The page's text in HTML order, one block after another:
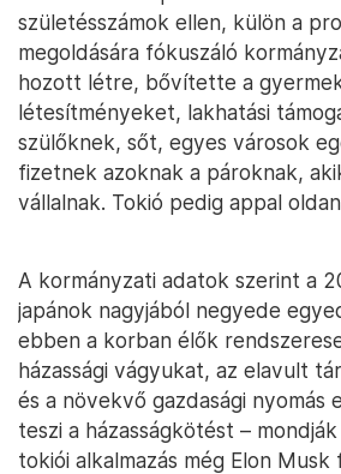
születésszámok ellen, külön a
megoldására fókuszáló
hozott létre, bővítette a
létesítményeket, lakhatási
szülőknek, sőt, egyes városok
fizetnek azoknak a pároknak,
vállalnak. Tokió pedig appal
A kormányzati adatok szerint a
japánok nagyjából negyede
ebben a korban élők
házassági vágyukat, az elavult
és a növekvő gazdasági nyomás
teszi a házasságkötést –
tokiói alkalmazás még Elon Musk